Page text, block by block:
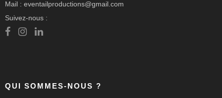
Mail : eventailproductions@gmail.com
Suivez-nous :
QUI SOMMES-NOUS ?